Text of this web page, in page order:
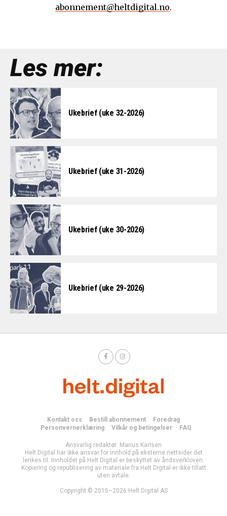
abonnement@heltdigital.no.
Les mer:
Ukebrief (uke 32-2026)
Ukebrief (uke 31-2026)
Ukebrief (uke 30-2026)
Ukebrief (uke 29-2026)
Kontakt oss Bestill abonnement
Foredrag
Personvernerklæring
Vilkår og betingelser FAQ
Ansvarlig redaktør: Marius Karlsen
Helt Digital har ikke ansvar for innhold på eksterne nettsider det
lenkes til. Innholdet på Helt Digital er beskyttet av åndsverkloven.
Kopiering og republisering av materiale fra Helt Digital er ikke tillatt
uten avtale.
Copyright © 2015–2026 Helt Digital AS